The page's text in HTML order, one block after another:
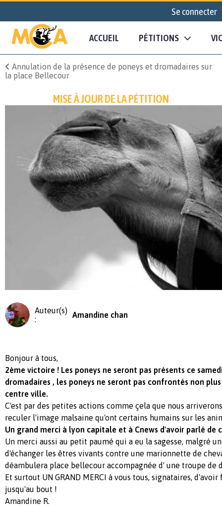
Se connecter
ACCUEIL PÉTITIONS
Annulation de la présence de poneys et dromadaires sur
la place Bellecour
MISE À JOUR DE LA PÉTITION
Auteur(s)
:
Amandine chan
Bonjour à tous,
2ème victoire ! Les poneys ne seront pas présents ce
dromadaires , les poneys ne seront pas confrontés non
centre ville.
C'est par des petites actions comme çela que nous
reculer l'image malsaine qu'ont certains humains sur les
Un grand merci à lyon capitale et à Cnews d'avoir parlé
Un merci aussi au petit paumé qui a eu la sagesse, malgré
d'échanger les êtres vivants contre une marionnette de
déambulera place bellecour accompagnée d' une troupe de
Et surtout UN GRAND MERCI à vous tous, signataires,
jusqu'au bout !
Amandine R.